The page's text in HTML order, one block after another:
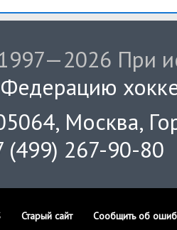
При
Федерацию
Москва,
(499) 267-90-80
Старый сайт Сообщить об